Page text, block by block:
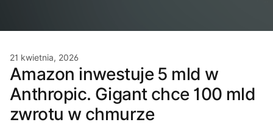
21 kwietnia, 2026
Amazon inwestuje 5 mld w
Anthropic. Gigant chce 100 mld
zwrotu w chmurze